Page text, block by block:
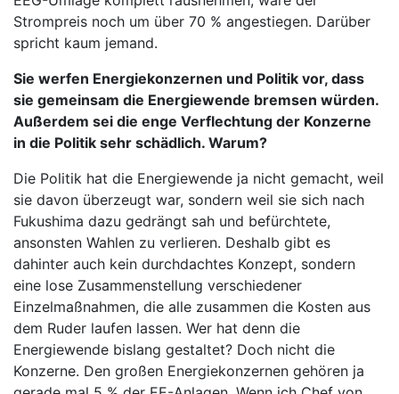
Strompreis noch um über 70 % angestiegen. Darüber
spricht kaum jemand.
Sie werfen Energiekonzernen und Politik vor, dass
sie gemeinsam die Energiewende bremsen würden.
Außerdem sei die enge Verflechtung der Konzerne
in die Politik sehr schädlich. Warum?
Die Politik hat die Energiewende ja nicht gemacht, weil
sie davon überzeugt war, sondern weil sie sich nach
Fukushima dazu gedrängt sah und befürchtete,
ansonsten Wahlen zu verlieren. Deshalb gibt es
dahinter auch kein durchdachtes Konzept, sondern
eine lose Zusammenstellung verschiedener
Einzelmaßnahmen, die alle zusammen die Kosten aus
dem Ruder laufen lassen. Wer hat denn die
Energiewende bislang gestaltet? Doch nicht die
Konzerne. Den großen Energiekonzernen gehören ja